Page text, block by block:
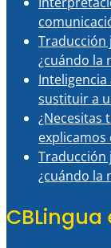
Traducción
¿cuándo la
sustituir a
¿Necesitas
¿cuándo la
CBLingua